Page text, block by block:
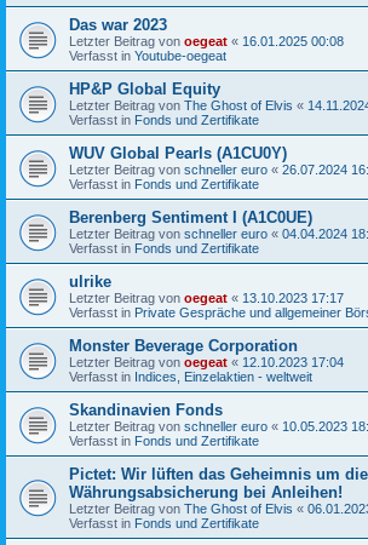
Das war 2023
Letzter Beitrag von oegeat « 16.01.2025 00:08
Verfasst in Youtube-oegeat
HP&P Global Equity
Letzter Beitrag von The Ghost of Elvis «
Verfasst in Fonds und Zertifikate
WUV Global Pearls (A1CU0Y)
Letzter Beitrag von schneller euro « 26.07.2024
Verfasst in Fonds und Zertifikate
Berenberg Sentiment I (A1C0UE)
Letzter Beitrag von schneller euro « 04.04.2024
Verfasst in Fonds und Zertifikate
ulrike
Letzter Beitrag von oegeat « 13.10.2023 17:17
Verfasst in Private Gespräche und allgemeiner
Monster Beverage Corporation
Letzter Beitrag von oegeat « 12.10.2023 17:04
Verfasst in Indices, Einzelaktien - weltweit
Skandinavien Fonds
Letzter Beitrag von schneller euro « 10.05.2023
Verfasst in Fonds und Zertifikate
Pictet: Wir lüften das Geheimnis um die
Währungsabsicherung bei Anleihen!
Letzter Beitrag von The Ghost of Elvis «
Verfasst in Fonds und Zertifikate